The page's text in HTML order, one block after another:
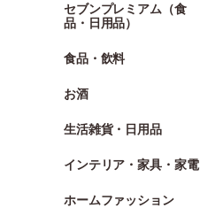
セブンプレミアム（食
品・日用品）
食品・飲料
お酒
生活雑貨・日用品
インテリア・家具・家電
ホームファッション